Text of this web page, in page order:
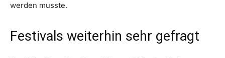
werden musste.
Festivals weiterhin sehr gefragt